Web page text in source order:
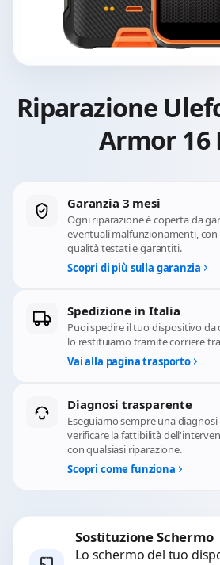
Riparazione
Armor 16
Garanzia 3 mesi
Ogni riparazione è coperta da
eventuali malfunzionamenti,
qualità testati e garantiti.
Scopri di più sulla garanzia
Spedizione in Italia
Puoi spedire il tuo dispositivo da
lo restituiamo tramite corriere
Vai alla pagina trasporto
Diagnosi trasparente
Eseguiamo sempre una
verificare la fattibilità
con qualsiasi riparazione.
Scopri come funziona
Sostituzione Schermo
Lo schermo del tuo